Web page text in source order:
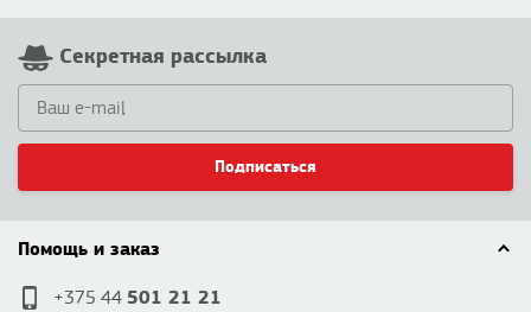
Секретная рассылка
Подписаться
Помощь и заказ
+375 44 501 21 21